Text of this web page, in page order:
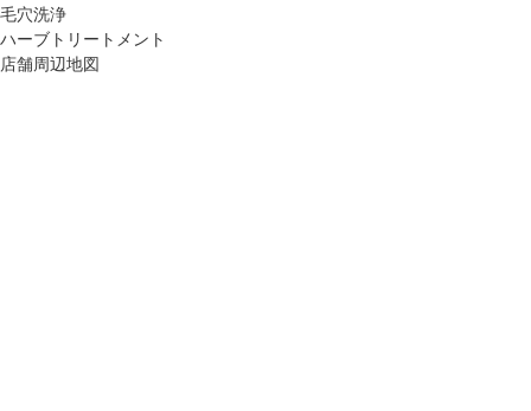
毛穴洗浄
ハーブトリートメント
店舗周辺地図